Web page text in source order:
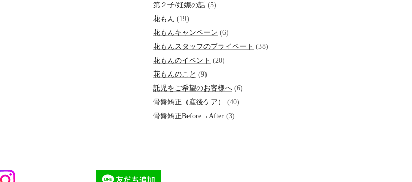
第２子/妊娠の話 (5)
花もん (19)
花もんキャンペーン (6)
花もんスタッフのプライベート (38)
花もんのイベント (20)
花もんのこと (9)
託児をご希望のお客様へ (6)
骨盤矯正（産後ケア）
(40)
骨盤矯正Before→After (3)